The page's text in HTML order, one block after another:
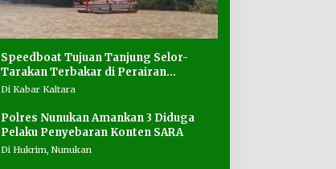
Speedboat Tujuan Tanjung Selor-
Tarakan Terbakar di Perairan
Salimbatu
Di Kabar Kaltara
Polres Nunukan Amankan 3 Diduga
Pelaku Penyebaran Konten SARA
Di Hukrim, Nunukan